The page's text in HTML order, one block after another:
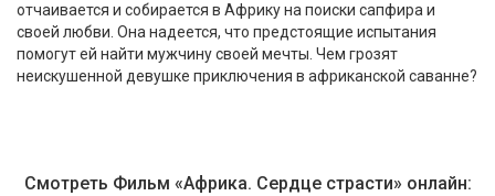
отчаивается и собирается в Африку на поиски сапфира и
своей любви. Она надеется, что предстоящие испытания
помогут ей найти мужчину своей мечты. Чем грозят
неискушенной девушке приключения в африканской саванне?
Смотреть Фильм «Африка. Сердце страсти» онлайн: